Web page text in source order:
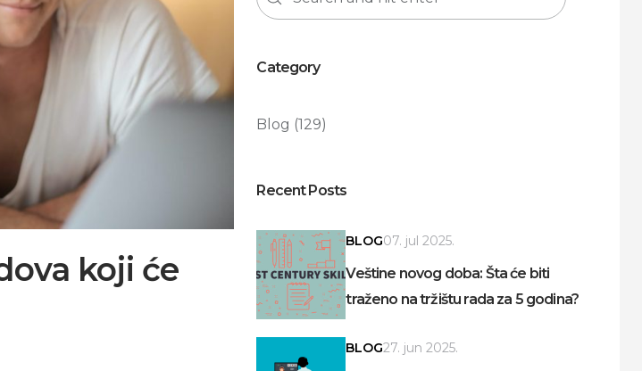
koji će
Category
Blog (129)
Recent Posts
BLOG07. jul 2025.
Veštine novog doba: Šta će biti
traženo na tržištu rada za 5 godina?
BLOG27. jun 2025.